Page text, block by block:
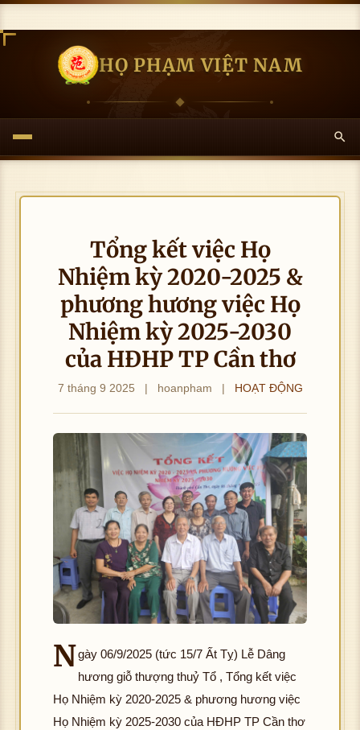
HỌ PHẠM VIỆT NAM
Tổng kết việc Họ
Nhiệm kỳ 2020-2025 &
phương hương việc Họ
Nhiệm kỳ 2025-2030
của HĐHP TP Cần thơ
7 tháng 9 2025 | hoanpham | HOẠT ĐỘNG
Ngày 06/9/2025 (tức 15/7 Ất Tỵ) Lễ Dâng
hương giỗ thượng thuỷ Tổ , Tổng kết việc
Họ Nhiệm kỳ 2020-2025 & phương hương việc
Họ Nhiệm kỳ 2025-2030 của HĐHP TP Cần thơ